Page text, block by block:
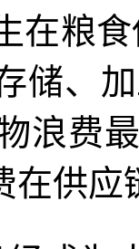
在粮
储、
浪费
在供应